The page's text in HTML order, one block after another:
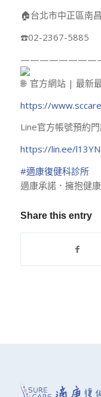
🏠台北市中正區南
☎️02-2367-5885
官方網站 | 最新
https://
Line官方帳號預約
https://lin.ee/
#適康復健科診所
適康承諾．擁抱健康
Share this entry